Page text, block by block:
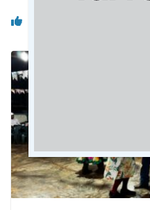
Você pode